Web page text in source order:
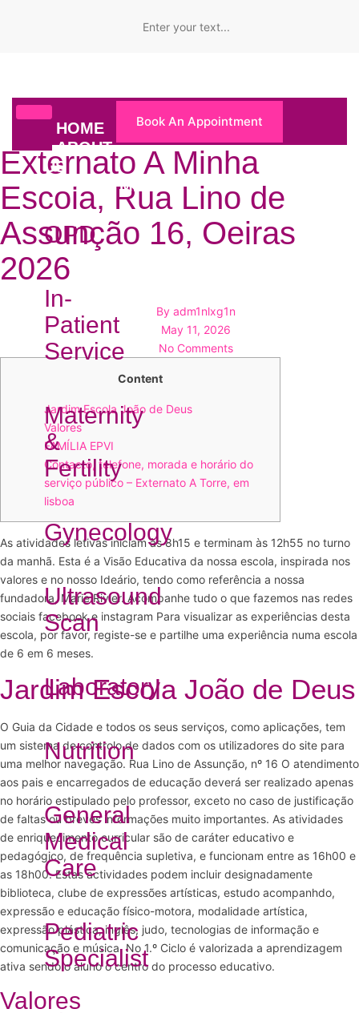
HOME
ABOUT
US
DEPARTMENTS
OPD
In-
Patient
Service
Maternity
&
Fertility
Gynecology
Ultrasound
Scan
Laboratory
Nutrition
General
Medical
Care
Pediatric
Specialist
Book An Appointment
Externato A Minha
Escola, Rua Lino de
Assunção 16, Oeiras
2026
Byadm1nlxg1n
May 11, 2026
No Comments
Content
Jardim Escola João de Deus
Valores
FAMÍLIA EPVI
Contacto, telefone, morada e horário do
serviço público – Externato A Torre, em
lisboa
​​As atividades letivas iniciam às 8h15 e terminam às 12h55 no turno
da manhã. Esta é a Visão Educativa da nossa escola, inspirada nos
valores e no nosso Ideário, tendo como referência a nossa
fundadora, Marie Rivier. Acompanhe tudo o que fazemos nas redes
sociais facebook e instagram Para visualizar as experiências desta
escola, por favor, registe-se e partilhe uma experiência numa escola
de 6 em 6 meses.
Jardim Escola João de Deus
O Guia da Cidade e todos os seus serviços, como aplicações, tem
um sistema de controlo de dados com os utilizadores do site para
uma melhor navegação. Rua Lino de Assunção, nº 16 O atendimento
aos pais e encarregados de educação deverá ser realizado apenas
no horário estipulado pelo professor, exceto no caso de justificação
de faltas ou breves informações muito importantes. As atividades
de enriquecimento curricular são de caráter educativo e
pedagógico, de frequência supletiva, e funcionam entre as 16h00 e
as 18h00. Estas actividades podem incluir designadamente
biblioteca, clube de expressões artísticas, estudo acompanhdo,
expressão e educação físico-motora, modalidade artística,
expressão plástica, inglês, judo, tecnologias de informação e
comunicação e música. No 1.º Ciclo é valorizada a aprendizagem
ativa sendo o aluno o centro do processo educativo.
Valores